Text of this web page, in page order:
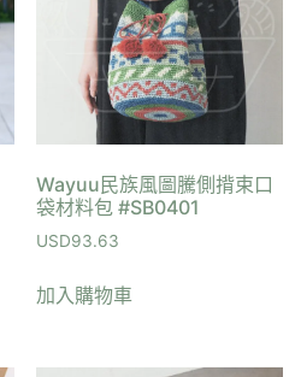
Wayuu民族風圖騰側揹束口
袋材料包 #SB0401
USD93.63
加入購物車